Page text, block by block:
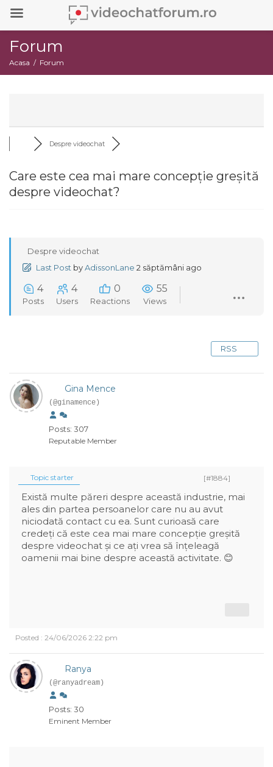
Forum
Acasa Forum
Despre videochat
Care este cea mai mare concepție greșită
despre videochat?
Despre videochat
Last Post byAdissonLane 2 săptămâni ago
4
Posts
4
Users
0
Reactions
55
Views
RSS
Gina Mence
(@ginamence)
Posts: 307
Reputable Member
Topic starter [#1884]
Există multe păreri despre această industrie, mai
ales din partea persoanelor care nu au avut
niciodată contact cu ea. Sunt curioasă care
credeți că este cea mai mare concepție greșită
despre videochat și ce ați vrea să înțeleagă
oamenii mai bine despre această activitate. 😊
Posted : 24/06/2026 2:22 pm
Ranya
(@ranyadream)
Posts: 30
Eminent Member